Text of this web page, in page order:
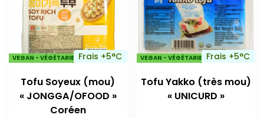
VEGAN - VÉGÉTARIENSFrais +5°C
Tofu Soyeux (mou)
« JONGGA/OFOOD »
Coréen
VEGAN - VÉGÉTARIENSFrais +5°C
Tofu Yakko (très mou)
« UNICURD »